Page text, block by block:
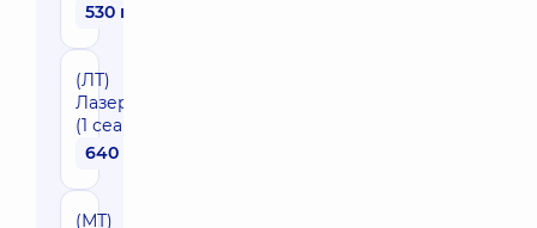
530 грн
(ЛТ)
Лазеротерапія
(1 сеанс)
640 грн
(МТ)